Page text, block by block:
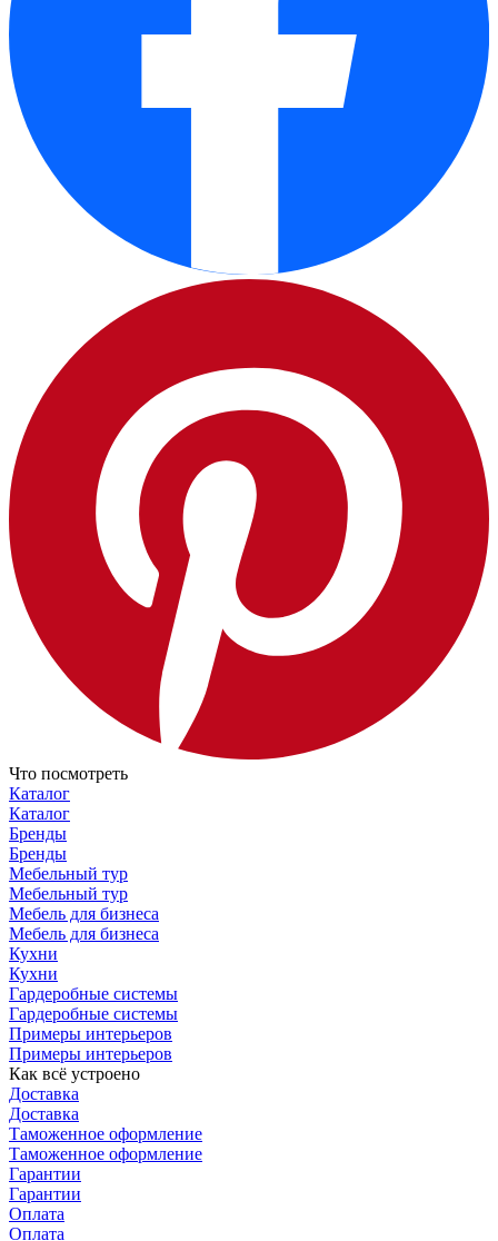
Что посмотреть
Каталог
Каталог
Бренды
Бренды
Мебельный тур
Мебельный тур
Мебель для бизнеса
Мебель для бизнеса
Кухни
Кухни
Гардеробные системы
Гардеробные системы
Примеры интерьеров
Примеры интерьеров
Как всё устроено
Доставка
Доставка
Таможенное оформление
Таможенное оформление
Гарантии
Гарантии
Оплата
Оплата